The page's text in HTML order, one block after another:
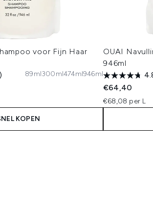
voor Fijn Haar
89ml300ml474ml946ml
KOPEN
OUAI
946ml
€64,40
€68,08 per L